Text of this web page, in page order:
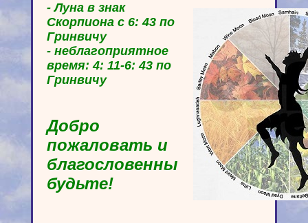
- Луна в знак
Скорпиона с 6: 43 по
Гринвичу
- неблагоприятное
время: 4: 11-6: 43 по
Гринвичу
Добро
пожаловать и
благословенны
будьте!